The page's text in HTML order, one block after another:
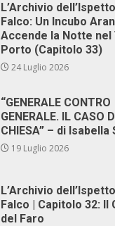
L’Archivio
Falco: Un Incubo
Accende la Notte nel
Porto (Capitolo 33)
24 Luglio 2026
“GENERALE CONTRO
GENERALE. IL CASO
CHIESA” – di
19 Luglio 2026
L’Archivio
Falco | Capitolo 32: Il
del Faro